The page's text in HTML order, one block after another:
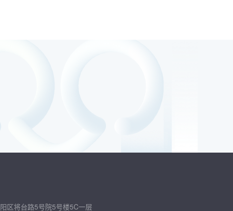
区将台路5号院5号楼5C一层